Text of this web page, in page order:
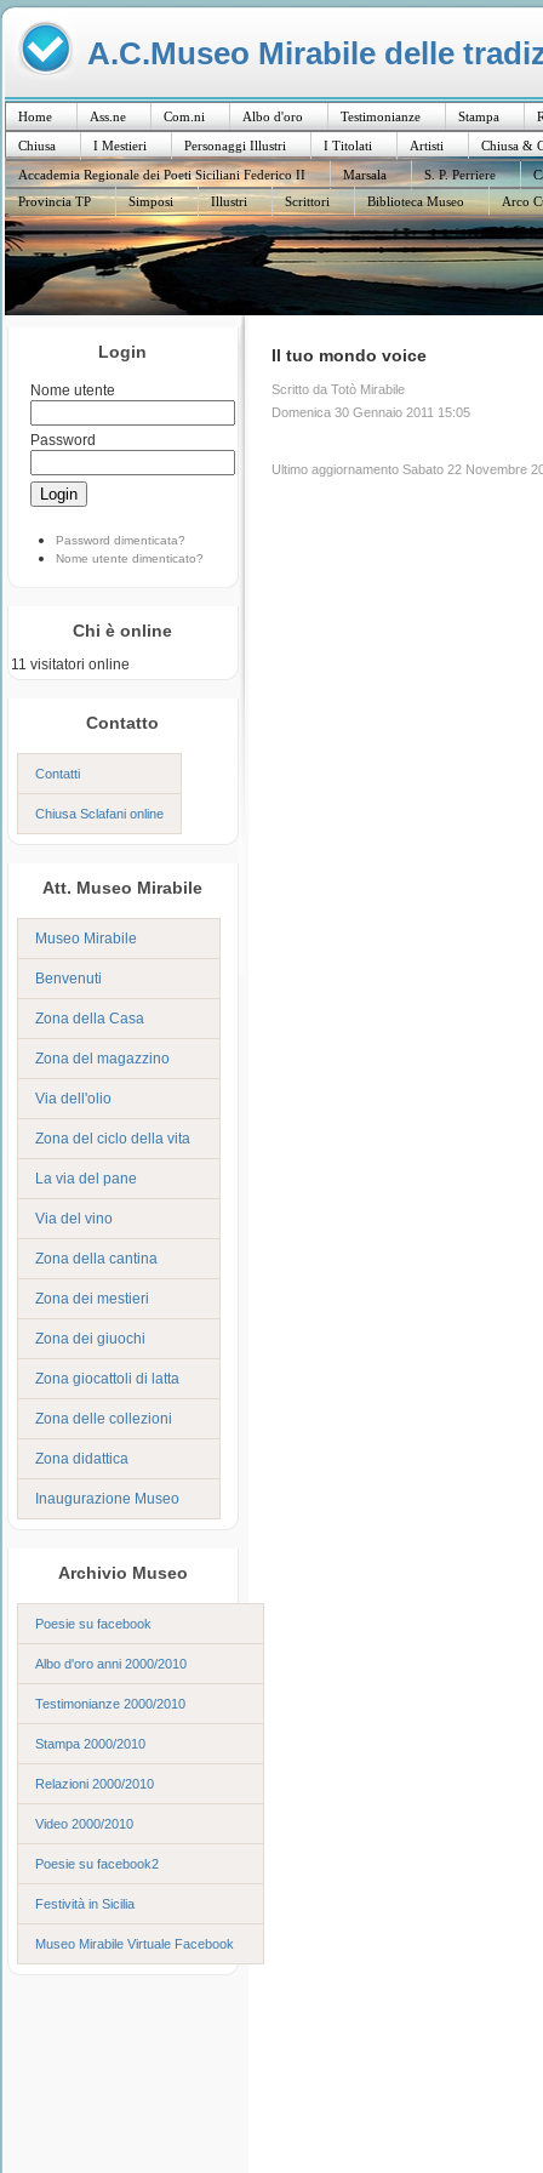
A.C.Museo Mirabile delle
Home Ass.ne Com.ni Albo d'oro Testimonianze Stampa
Chiusa
I Mestieri Personaggi Illustri I Titolati Artisti
Chiusa &
Accademia Regionale dei Poeti Siciliani Federico II
Marsala S. P. Perriere
Provincia TP
Simposi Illustri Scrittori Biblioteca Museo Arco
Login
Nome utente
Password
Password dimenticata?
Nome utente dimenticato?
Chi è online
11 visitatori online
Contatto
Contatti
Chiusa Sclafani online
Att. Museo Mirabile
Museo Mirabile
Benvenuti
Zona della Casa
Zona del magazzino
Via dell'olio
Zona del ciclo della vita
La via del pane
Via del vino
Zona della cantina
Zona dei mestieri
Zona dei giuochi
Zona giocattoli di latta
Zona delle collezioni
Zona didattica
Inaugurazione Museo
Archivio Museo
Poesie su facebook
Albo d'oro anni 2000/2010
Testimonianze 2000/2010
Stampa 2000/2010
Relazioni 2000/2010
Video 2000/2010
Poesie su facebook2
Festività in Sicilia
Museo Mirabile Virtuale Facebook
Il tuo mondo voice
Scritto da Totò Mirabile
Domenica 30 Gennaio 2011 15:05
Ultimo aggiornamento Sabato 22 Novembre